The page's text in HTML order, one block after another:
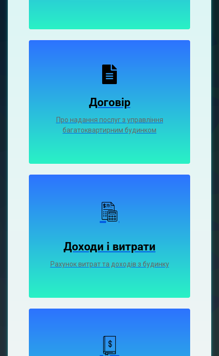
Договір
Про надання послуг з управління
багатоквартирним будинком
Доходи і витрати
Рахунок витрат та доходів з будинку